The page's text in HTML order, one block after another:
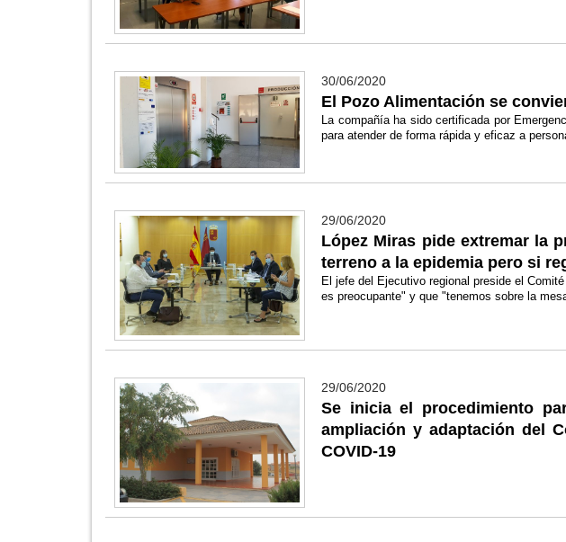
30/06/2020
El Pozo Alimentación se
La compañía ha sido certificada por
para atender de forma rápida y eficaz a
29/06/2020
López Miras pide extremar la
terreno a la epidemia pero si
El jefe del Ejecutivo regional preside el
es preocupante" y que "tenemos sobre la
29/06/2020
Se inicia el procedimiento
ampliación y adaptación del
COVID-19